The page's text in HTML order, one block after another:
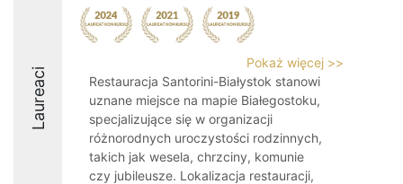
Laureaci
Pokaż więcej >>
Restauracja Santorini-Białystok stanowi
uznane miejsce na mapie Białegostoku,
specjalizujące się w organizacji
różnorodnych uroczystości rodzinnych,
takich jak wesela, chrzciny, komunie
czy jubileusze. Lokalizacja restauracji,